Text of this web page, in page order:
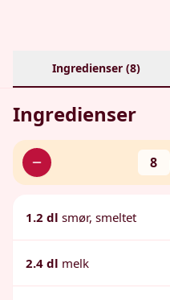
Ingredienser (8)
Ingredienser
8
1.2 dl smør, smeltet
2.4 dl melk